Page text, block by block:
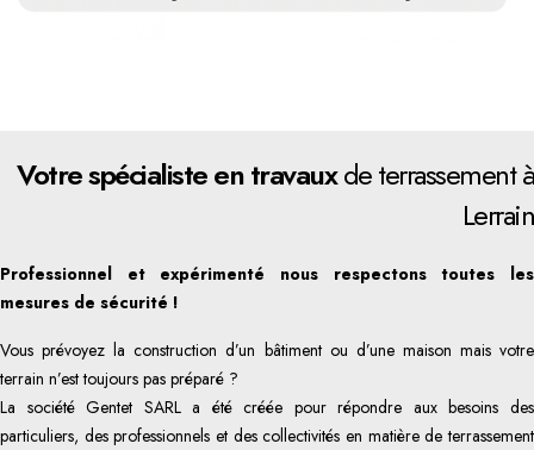
Votre spécialiste en travauxde terrassement à
Lerrain
Professionnel et expérimenté nous respectons toutes les
mesures de sécurité !
Vous prévoyez la construction d’un bâtiment ou d’une maison mais votre
terrain n’est toujours pas préparé ?
La société Gentet SARL a été créée pour répondre aux besoins des
particuliers, des professionnels et des collectivités en matière de terrassement